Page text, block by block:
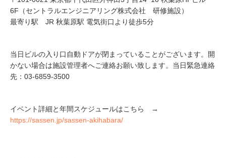
6F（セントラルエンジニアリング株式会社 研修施設）
最寄り駅 JR 秋葉原駅 電気街口より徒歩5分
当日ビルの入り口自動ドアが閉まっていることがございます。開
かない場合は施設管理者へご連絡お願い致します。当日緊急連絡
先：03-6859-3500
イベント詳細と年間スケジュールはこちら →
https://sassen.jp/sassen-akihabara/